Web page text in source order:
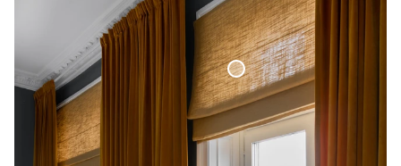
Hissgardin Vävd Linne